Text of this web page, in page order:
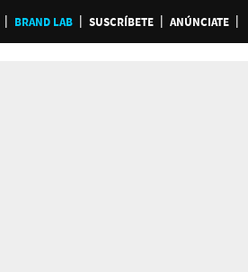
BRAND LAB SUSCRÍBETE ANÚNCIATE